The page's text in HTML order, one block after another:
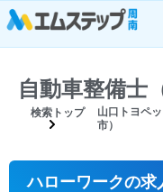
自動車整備士
検索トップ
山口トヨペ
市）
ハローワークの求